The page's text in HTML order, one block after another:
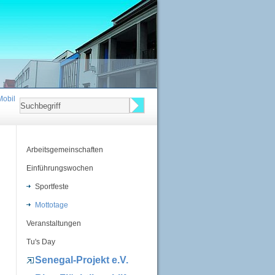
Arbeitsgemeinschaften
Einführungswochen
Sportfeste
Mottotage
Veranstaltungen
Tu's Day
Senegal-Projekt e.V.